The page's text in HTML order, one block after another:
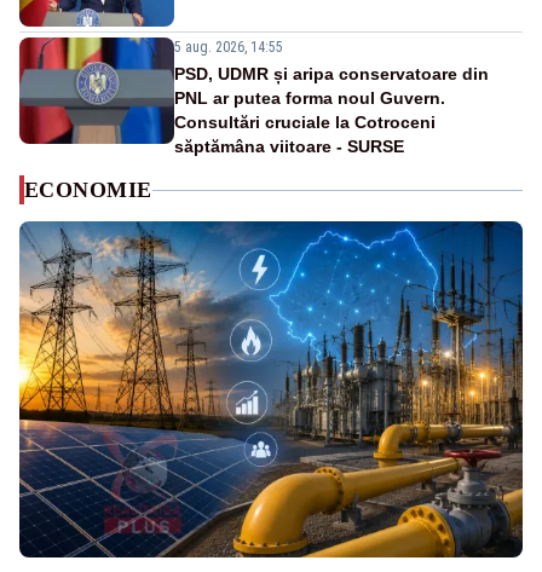
5 aug. 2026, 14:55
PSD, UDMR și aripa conservatoare din
PNL ar putea forma noul Guvern.
Consultări cruciale la Cotroceni
săptămâna viitoare - SURSE
ECONOMIE